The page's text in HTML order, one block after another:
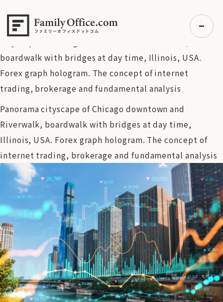
初めての方へ
ご利用の流れ・プラン
事例紹介
エキスパート一覧
無料講座
コラム
利用者の声
無料ご相談 ログイン
運営会社
ファミリーオフィスとは
関連書籍
マーラリー期待が高まる日米株式市場
boardwalk with bridges at day time, Illinois, USA.
Forex graph hologram. The concept of internet
trading, brokerage and fundamental analysis
Panorama cityscape of Chicago downtown and
Riverwalk, boardwalk with bridges at day time,
Illinois, USA. Forex graph hologram. The concept of
internet trading, brokerage and fundamental analysis